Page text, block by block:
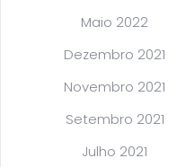
Maio 2022
Dezembro 2021
Novembro 2021
Setembro 2021
Julho 2021